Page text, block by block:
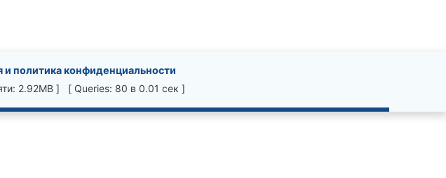
и политика конфиденциальности
2.92MB ] [ Queries: 80 в 0.01 сек ]